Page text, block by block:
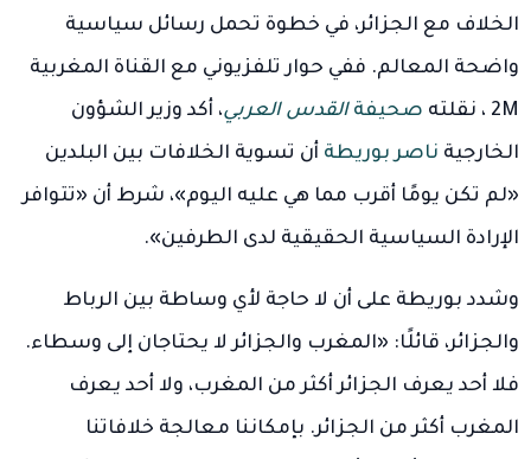
الخلاف مع الجزائر، في خطوة تحمل رسائل سياسية
واضحة المعالم. ففي حوار تلفزيوني مع القناة المغربية
2M ، نقلته
صحيفةالقدس العربي، أكد وزير الشؤون
الخارجية ناصر بوريطة أن تسوية الخلافات بين البلدين
«لم تكن يومًا أقرب مما هي عليه اليوم»، شرط أن «تتوافر
الإرادة السياسية الحقيقية لدى الطرفين».
وشدد بوريطة على أن لا حاجة لأي وساطة بين الرباط
والجزائر، قائلًا: «المغرب والجزائر لا يحتاجان إلى وسطاء.
فلا أحد يعرف الجزائر أكثر من المغرب، ولا أحد يعرف
المغرب أكثر من الجزائر. بإمكاننا معالجة خلافاتنا